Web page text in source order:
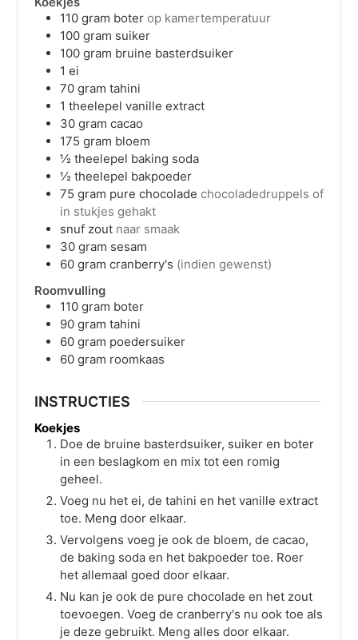
110 gram boter op kamertemperatuur
100 gram suiker
100 gram bruine basterdsuiker
1 ei
70 gram tahini
1 theelepel vanille extract
30 gram cacao
175 gram bloem
½ theelepel baking soda
½ theelepel bakpoeder
75 gram pure chocolade chocoladedruppels of
in stukjes gehakt
snuf zout naar smaak
30 gram sesam
60 gram cranberry's (indien gewenst)
Roomvulling
110 gram boter
90 gram tahini
60 gram poedersuiker
60 gram roomkaas
INSTRUCTIES
Koekjes
Doe de bruine basterdsuiker, suiker en boter
in een beslagkom en mix tot een romig
geheel.
Voeg nu het ei, de tahini en het vanille extract
toe. Meng door elkaar.
Vervolgens voeg je ook de bloem, de cacao,
de baking soda en het bakpoeder toe. Roer
het allemaal goed door elkaar.
Nu kan je ook de pure chocolade en het zout
toevoegen. Voeg de cranberry's nu ook toe als
je deze gebruikt. Meng alles door elkaar.